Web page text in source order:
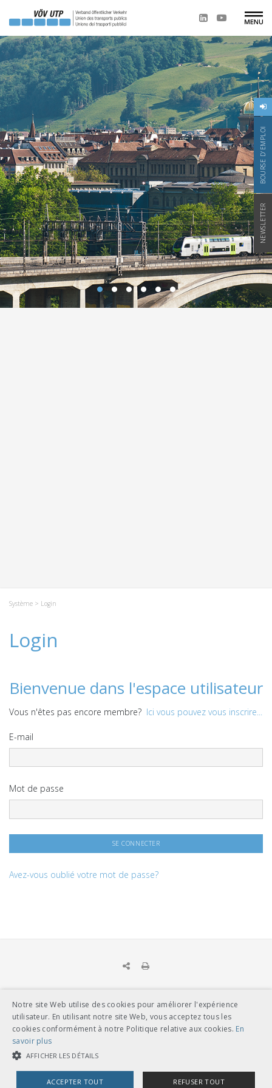
BOURSE D'EMPLOI
NEWSLETTER
Système > Login
Login
Bienvenue dans l'espace utilisateur
Vous n'êtes pas encore membre? Ici vous pouvez vous inscrire...
E-mail
Mot de passe
Avez-vous oublié votre mot de passe?
UNION DES TRANSPORTS PUBLICS
Dählhölzliweg 12
Tél. en contact direct avec l’équipe de l’UTP
info@utp.ch
Plan d'accès
Notre site Web utilise des cookies pour améliorer l'expérience
utilisateur. En utilisant notre site Web, vous acceptez tous les
cookies conformément à notre Politique relative aux cookies. En
savoir plus
AFFICHER LES DÉTAILS
ACCEPTER TOUT REFUSER TOUT